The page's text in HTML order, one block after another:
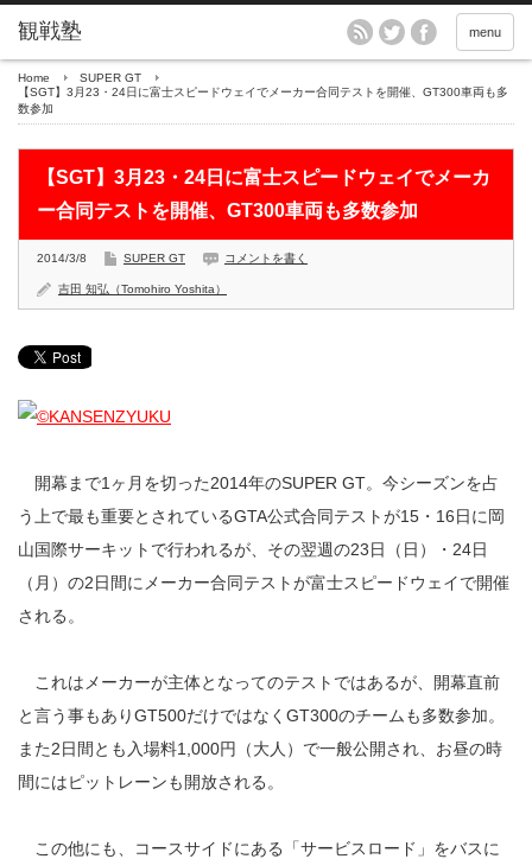
menu
Home
SUPER GT
【SGT】3月23・24日に富士スピードウェイでメーカー合同テストを開催、GT300車両も多
数参加
【SGT】3月23・24日に富士スピードウェイでメーカ
ー合同テストを開催、GT300車両も多数参加
2014/3/8 SUPER GT コメントを書く
吉田 知弘（Tomohiro Yoshita）
開幕まで1ヶ月を切った2014年のSUPER GT。今シーズンを占
う上で最も重要とされているGTA公式合同テストが15・16日に岡
山国際サーキットで行われるが、その翌週の23日（日）・24日
（月）の2日間にメーカー合同テストが富士スピードウェイで開催
される。
これはメーカーが主体となってのテストではあるが、開幕直前
と言う事もありGT500だけではなくGT300のチームも多数参加。
また2日間とも入場料1,000円（大人）で一般公開され、お昼の時
間にはピットレーンも開放される。
この他にも、コースサイドにある「サービスロード」をバスに